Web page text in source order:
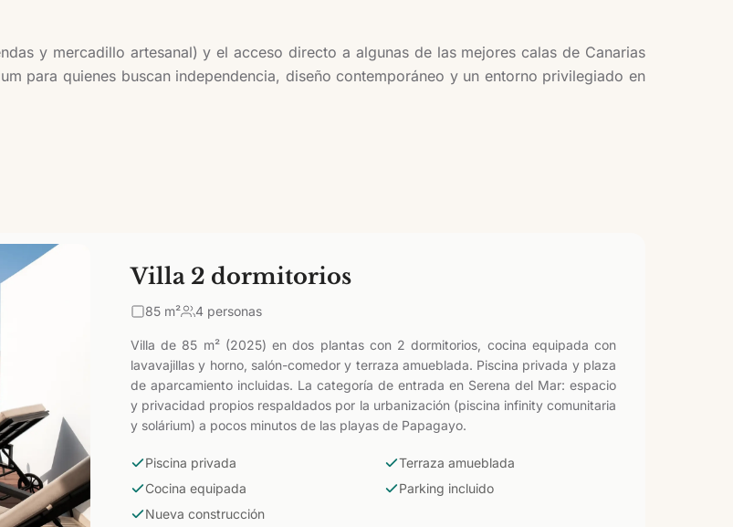
y mercadillo artesanal) y el acceso directo a algunas de las mejores calas de Canarias
para quienes buscan independencia, diseño contemporáneo y un entorno privilegiado en
Villa 2 dormitorios
85 m² 4 personas
Villa de 85 m² (2025) en dos plantas con 2 dormitorios, cocina equipada con
lavavajillas y horno, salón-comedor y terraza amueblada. Piscina privada y plaza
de aparcamiento incluidas. La categoría de entrada en Serena del Mar: espacio
y privacidad propios respaldados por la urbanización (piscina infinity comunitaria
y solárium) a pocos minutos de las playas de Papagayo.
Piscina privada
Terraza amueblada
Cocina equipada
Parking incluido
Nueva construcción